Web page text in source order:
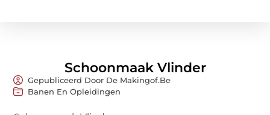
Schoonmaak Vlinder
Gepubliceerd Door De Makingof.be
Banen En Opleidingen